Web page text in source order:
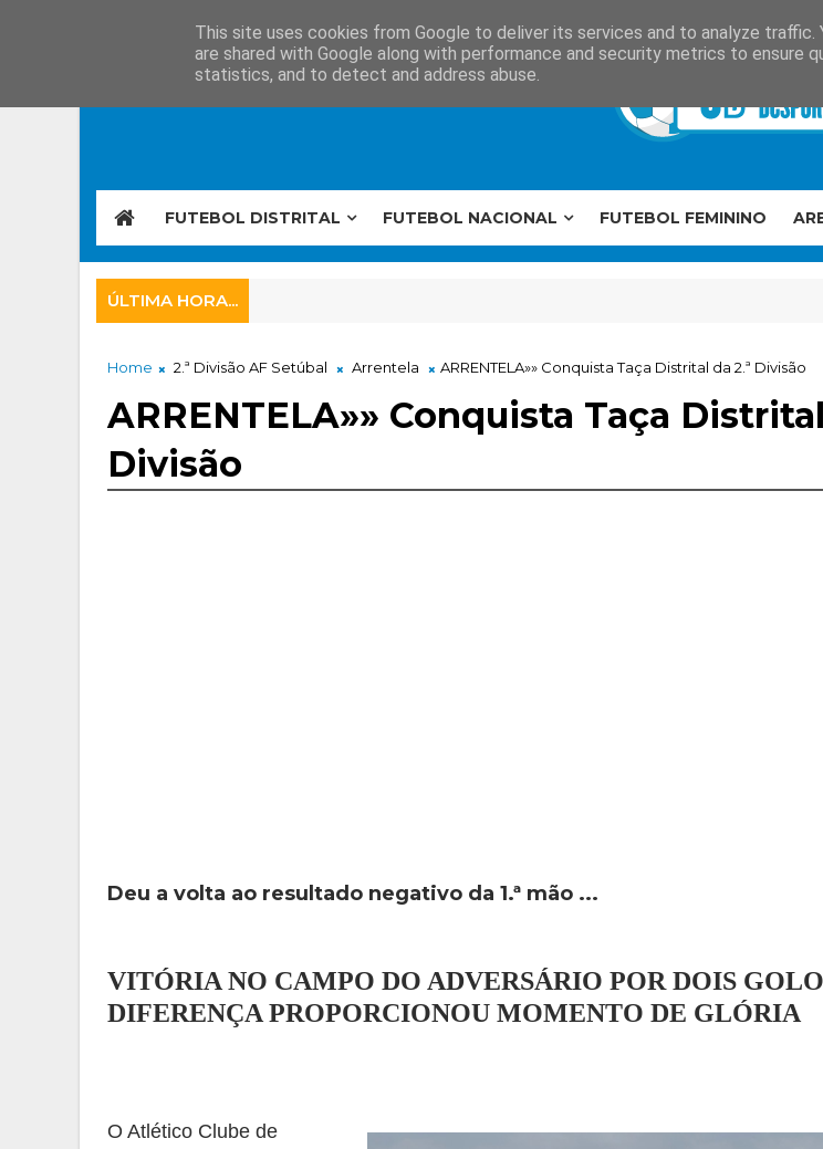
FUTEBOL DISTRITAL FUTEBOL NACIONAL FUTEBOL FEMININO
ÚLTIMA HORA...
Home 2.ª Divisão AF Setúbal Arrentela ARRENTELA»» Conquista Taça Distrital da 2.ª Divisão
ARRENTELA»» Conquista Taça
Divisão
Deu a volta ao resultado negativo da 1.ª mão ...
VITÓRIA NO CAMPO DO ADVERSÁRIO POR DOIS
DIFERENÇA PROPORCIONOU MOMENTO DE GLÓRIA
O Atlético C lube de
This site uses cookies from Google to deliver its services and to analyze traffic.
are shared with Google along with performance and security metrics to ensure
statistics, and to detect and address abuse.